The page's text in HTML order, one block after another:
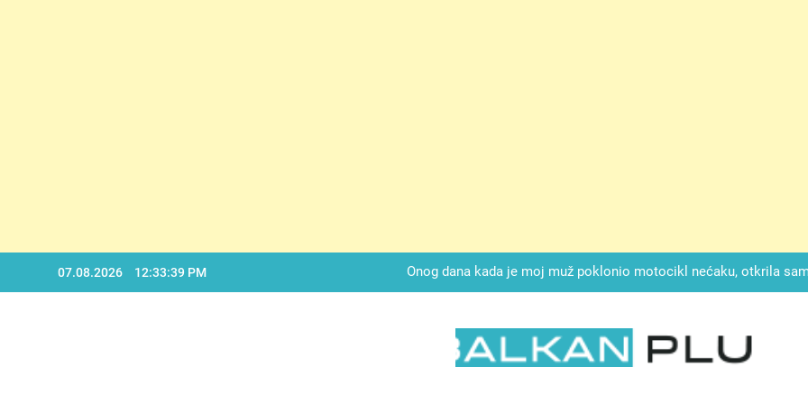
07.08.2026 12:33:39 PM
Onog dana kada je moj muž poklonio motocikl nećaku, otkrila
SAM ČAŠU: BIO JE SIN ŽENE ZA KOJU SU
Dok mi je svekrva čupala infuziju i šaptala da umrem kako bi se
nije znala da je ispod zavoja ostao gumb koji je snimao svaku